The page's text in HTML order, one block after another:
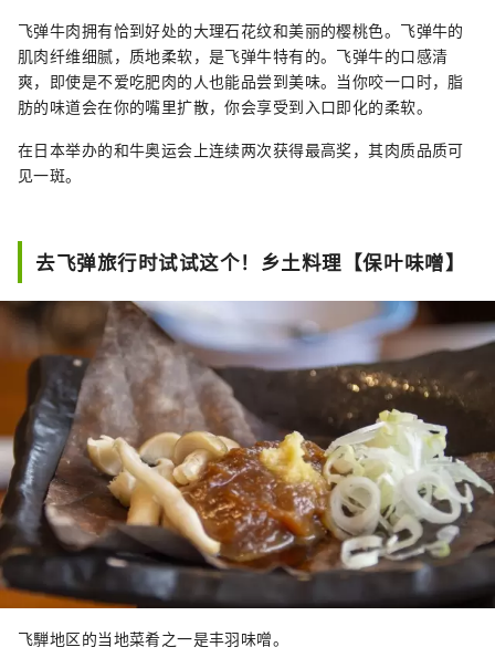
飞弹牛肉拥有恰到好处的大理石花纹和美丽的樱桃色。飞弹牛的
肌肉纤维细腻，质地柔软，是飞弹牛特有的。飞弹牛的口感清
爽，即使是不爱吃肥肉的人也能品尝到美味。当你咬一口时，脂
肪的味道会在你的嘴里扩散，你会享受到入口即化的柔软。
在日本举办的和牛奥运会上连续两次获得最高奖，其肉质品质可
见一斑。
去飞弹旅行时试试这个！乡土料理【保叶味噌】
飞騨地区的当地菜肴之一是丰羽味噌。